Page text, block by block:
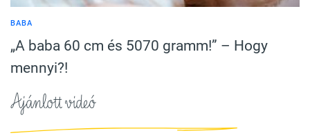
BABA
„A baba 60 cm és 5070 gramm!” – Hogy
mennyi?!
Ajánlott videó